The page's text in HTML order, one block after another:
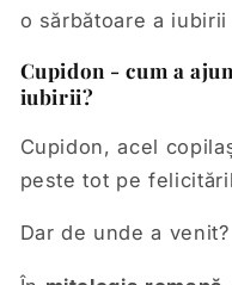
o sărbătoare a
Cupidon - cum a
iubirii?
Cupidon, acel
peste tot pe
Dar de unde a venit?